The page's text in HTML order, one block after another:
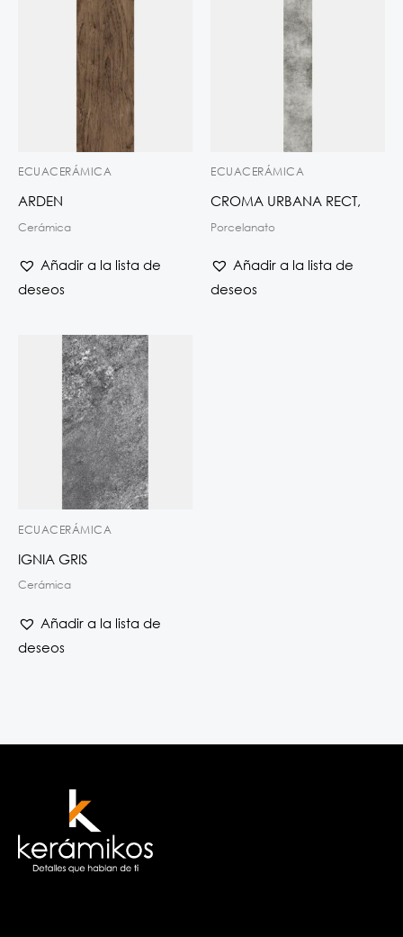
ECUACERÁMICA
ARDEN
Cerámica
Añadir a la lista de
deseos
ECUACERÁMICA
CROMA URBANA RECT,
Porcelanato
Añadir a la lista de
deseos
ECUACERÁMICA
IGNIA GRIS
Cerámica
Añadir a la lista de
deseos